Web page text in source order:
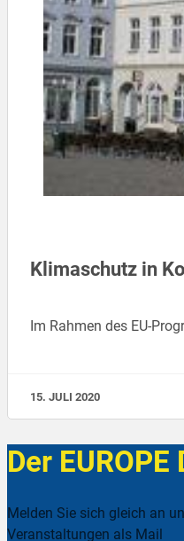
Klimaschutz in
Im Rahmen des EU-
15. JULI 2020
Der
Melden Sie sich gleich an
Veranstaltungen als Mail